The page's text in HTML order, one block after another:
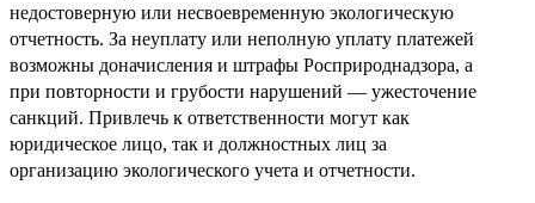
недостоверную или несвоевременную экологическую
отчетность. За неуплату или неполную уплату платежей
возможны доначисления и штрафы Росприроднадзора, а
при повторности и грубости нарушений — ужесточение
санкций. Привлечь к ответственности могут как
юридическое лицо, так и должностных лиц за
организацию экологического учета и отчетности.